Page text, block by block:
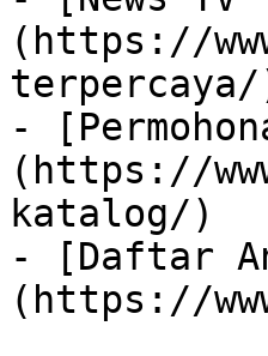
(https://
terpercaya/
-
(https://
katalog/)
- [Daftar
(https://